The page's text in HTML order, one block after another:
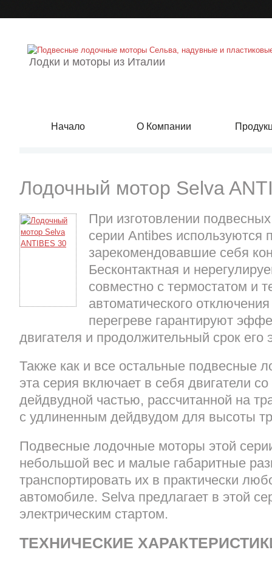
Лодки и моторы из Италии
Начало О Компании
Лодочный мотор Selva
При изготовлении
серии Antibes используются
зарекомендовавшие себя
Бесконтактная и
совместно с термостатом и
автоматического
перегреве гарантируют
двигателя и продолжительный срок его
Также как и все остальные подвесные
эта серия включает в себя двигатели
дейдвудной частью, рассчитанной на
с удлиненным дейдвудом для высоты
Подвесные лодочные моторы этой
небольшой вес и малые габаритные
транспортировать их в практически
автомобиле. Selva предлагает в этой
электрическим стартом.
ТЕХНИЧЕСКИЕ